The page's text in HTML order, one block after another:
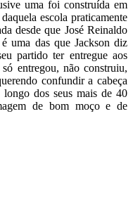
uma foi construída em
escola praticamente
desde que José Reinaldo
uma das que Jackson diz
partido ter entregue aos
entregou, não construiu,
confundir a cabeça
dos seus mais de 40
de bom moço e de